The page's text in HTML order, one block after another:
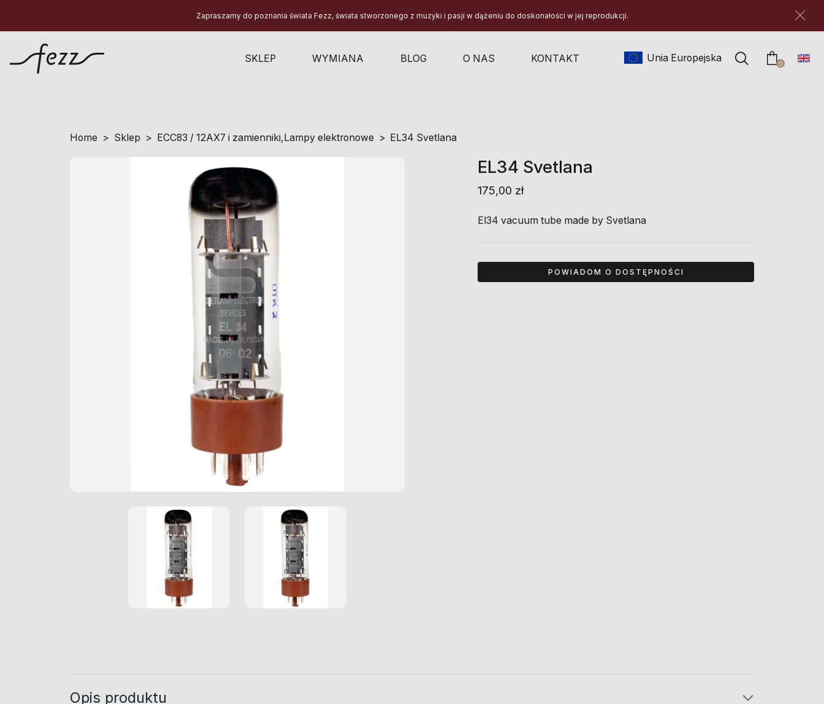
Zapraszamy do poznania świata Fezz, świata stworzonego z muzyki i pasji w dążeniu do doskonałości w jej reprodukcji.
SKLEP WYMIANA BLOG O NAS KONTAKT Unia Europejska 0produktów
Home Sklep ECC83 / 12AX7 i zamienniki, Lampy elektronowe EL34 Svetlana
EL34 Svetlana
175,00 zł
El34 vacuum tube made by Svetlana
Opis produktu